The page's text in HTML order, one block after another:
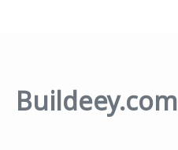
Buildeey.com